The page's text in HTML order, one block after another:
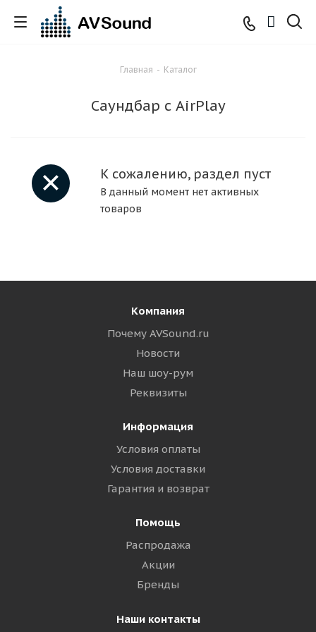
Главная - Каталог
Саундбар с AirPlay
К сожалению, раздел пуст
В данный момент нет активных
товаров
Компания
Почему AVSound.ru
Новости
Наш шоу-рум
Реквизиты
Информация
Условия оплаты
Условия доставки
Гарантия и возврат
Помощь
Распродажа
Акции
Бренды
Наши контакты